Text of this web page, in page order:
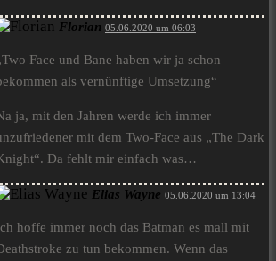
Florian 05.06.2020 um 06:03
Face und Bane haben wir ja schon
als vernünftige Umsetzung“
ja, mit den Jahren werde ich immer
mit dem Two-Face aus „The Dark
Da fehlt mir einfach was…
Elias Wayne 05.06.2020 um 13:04
hoffe immer noch das Batman es mall mit
zu tun bekommen. Wenn das